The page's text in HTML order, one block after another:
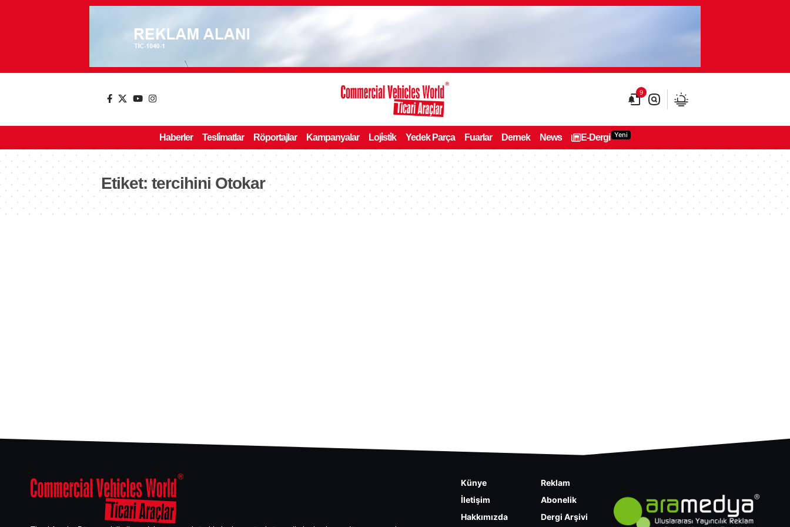
9
Haberler Tesli̇matlar Röportajlar Kampanyalar Loji̇sti̇k Yedek Parça Fuarlar Dernek News E-Dergi Yeni
Etiket:tercihini Otokar
Künye
İletişim
Hakkımızda
Reklam
Abonelik
Dergi Arşivi